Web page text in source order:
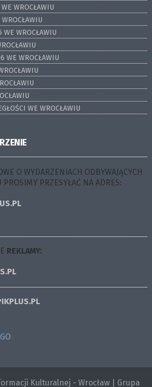
WROCŁAWIU
WE WROCŁAWIU
WE WROCŁAWIU
WE WROCŁAWIU
O WYDARZENIACH ODBYWAJĄCYCH
PROSIMY PRZESYŁAĆ NA ADRES:
REKLAMY:
Kulturalnej - Wrocław | Grupa